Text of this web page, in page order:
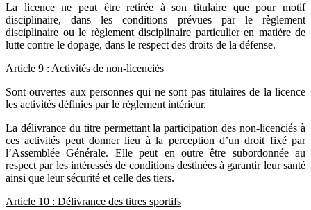
La licence ne peut être retirée à son titulaire que pour motif
disciplinaire, dans les conditions prévues par le règlement
disciplinaire ou le règlement disciplinaire particulier en matière de
lutte contre le dopage, dans le respect des droits de la défense.
Article 9 : Activités de non-licenciés
Sont ouvertes aux personnes qui ne sont pas titulaires de la licence
les activités définies par le règlement intérieur.
La délivrance du titre permettant la participation des non-licenciés à
ces activités peut donner lieu à la perception d’un droit fixé par
l’Assemblée Générale. Elle peut en outre être subordonnée au
respect par les intéressés de conditions destinées à garantir leur santé
ainsi que leur sécurité et celle des tiers.
Article 10 : Délivrance des titres sportifs